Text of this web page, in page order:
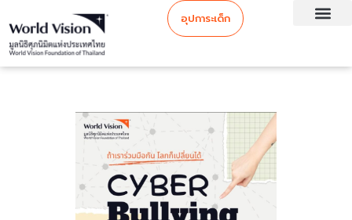
อุปการะเด็ก